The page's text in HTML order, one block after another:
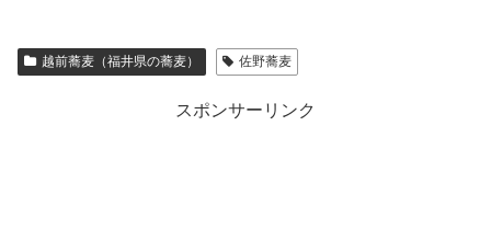
越前蕎麦（福井県の蕎麦） 佐野蕎麦
スポンサーリンク